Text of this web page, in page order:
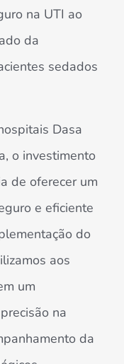
na UTI ao
da
sedados
Dasa
o investimento
de oferecer um
e eficiente
do
aos
um
na
da